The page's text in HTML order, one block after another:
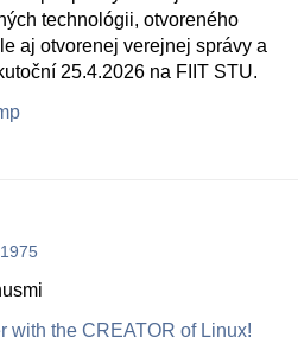
technológii, otvoreného
aj otvorenej verejnej správy a
25.4.2026 na FIIT STU.
with the CREATOR of Linux!